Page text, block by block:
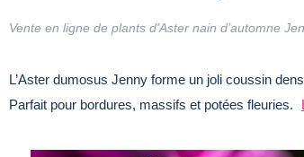
Vente en ligne de plants d'Aster nain d’automne
L’Aster dumosus Jenny forme un joli coussin
Parfait pour bordures, massifs et potées fleuries.